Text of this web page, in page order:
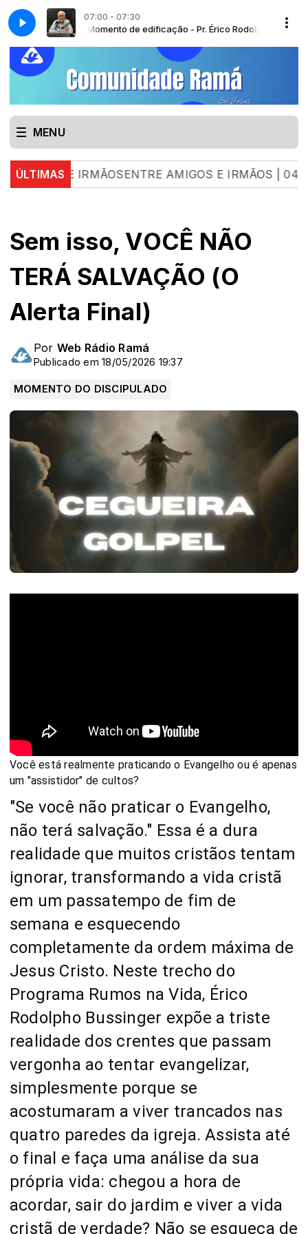
07:00 - 07:30
Momento de edificação - Pr. Érico Rodolpho
MENU
ÚLTIMAS
E IRMÃOSENTRE AMIGOS E IRMÃOS | 04.08.26 |
Sem isso, VOCÊ NÃO
TERÁ SALVAÇÃO (O
Alerta Final)
Por Web Rádio Ramá
Publicado em 18/05/2026 19:37
MOMENTO DO DISCIPULADO
Você está realmente praticando o Evangelho ou é apenas
um "assistidor" de cultos?
"Se você não praticar o Evangelho,
não terá salvação." Essa é a dura
realidade que muitos cristãos tentam
ignorar, transformando a vida cristã
em um passatempo de fim de
semana e esquecendo
completamente da ordem máxima de
Jesus Cristo. Neste trecho do
Programa Rumos na Vida, Érico
Rodolpho Bussinger expõe a triste
realidade dos crentes que passam
vergonha ao tentar evangelizar,
simplesmente porque se
acostumaram a viver trancados nas
quatro paredes da igreja. Assista até
o final e faça uma análise da sua
própria vida: chegou a hora de
acordar, sair do jardim e viver a vida
cristã de verdade? Não se esqueça de